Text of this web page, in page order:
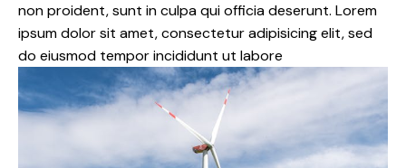
non proident, sunt in culpa qui officia deserunt. Lorem
ipsum dolor sit amet, consectetur adipisicing elit, sed
do eiusmod tempor incididunt ut labore